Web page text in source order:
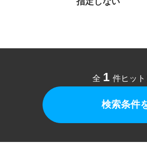
指定しない
全1件ヒッ
検索条件